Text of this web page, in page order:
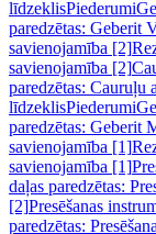
līdzeklisPiederumi
paredzētas: Geberit
savienojamība [2]
savienojamība [2]
paredzētas: Cauruļu
līdzeklisPiederumi
paredzētas: Geberit
savienojamība [1]
savienojamība [1]
daļas paredzētas:
[2]Presēšanas
paredzētas: